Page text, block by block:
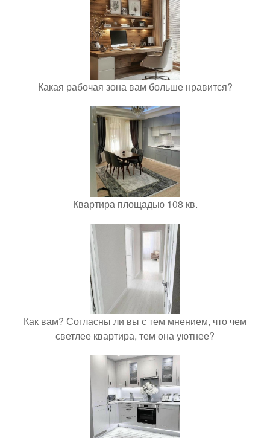
Какая рабочая зона вам больше нравится?
Квартира площадью 108 кв.
Как вам? Согласны ли вы с тем мнением, что чем
светлее квартира, тем она уютнее?